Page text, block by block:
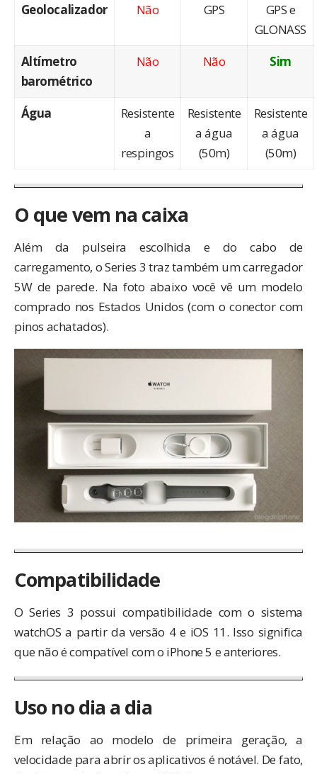
Geolocalizador Não GPS
GPS e
GLONASS
Altímetro
barométrico
Não Não Sim
Água
Resistente
a
respingos
Resistente
a água
(50m)
Resistente
a água
(50m)
O que vem na caixa
Além da pulseira escolhida e do cabo de
carregamento, o Series 3 traz também um carregador
5W de parede. Na foto abaixo você vê um modelo
comprado nos Estados Unidos (com o conector com
pinos achatados).
Compatibilidade
O Series 3 possui compatibilidade com o sistema
watchOS a partir da versão 4 e iOS 11. Isso significa
que não é compatível com o iPhone 5 e anteriores.
Uso no dia a dia
Em relação ao modelo de primeira geração, a
velocidade para abrir os aplicativos é notável. De fato,